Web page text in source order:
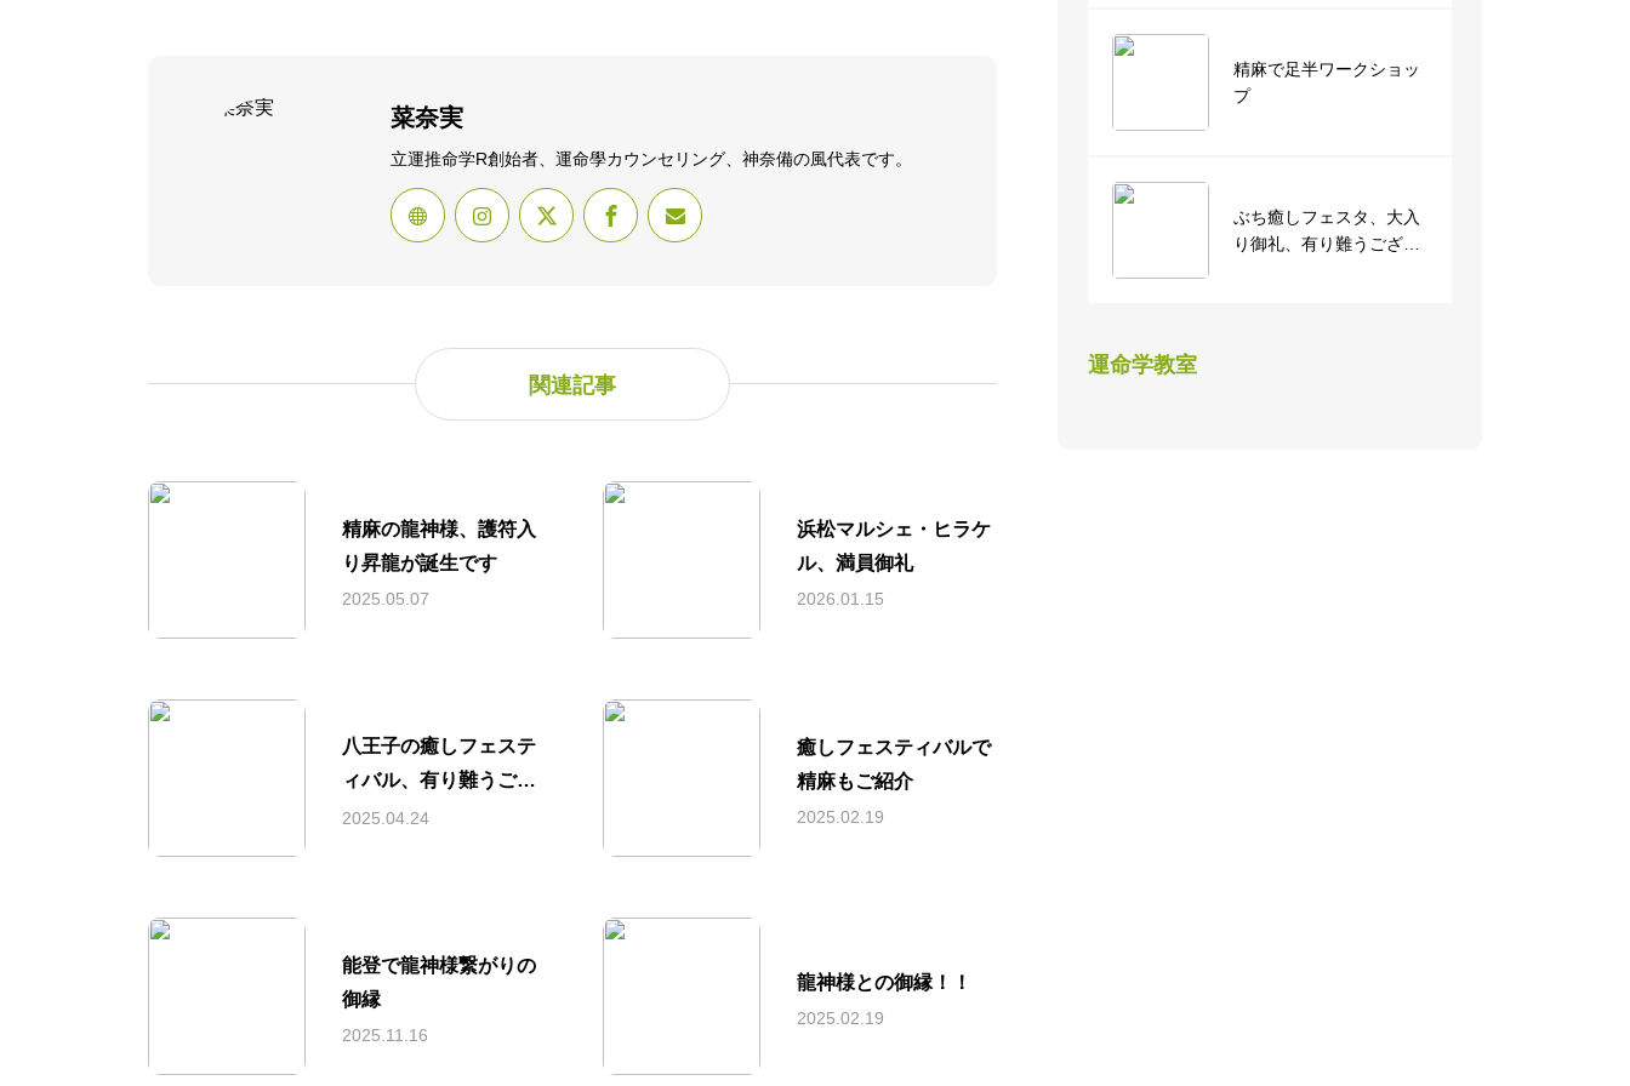
菜奈実
立運推命学R創始者、運命學カウンセリング、神奈備の風代表です。
関連記事
精麻の龍神様、護符入
り昇龍が誕生です
2025.05.07
浜松マルシェ・ヒラケ
ル、満員御礼
2026.01.15
八王子の癒しフェステ
ィバル、有り難うござ
いました。
2025.04.24
癒しフェスティバルで
精麻もご紹介
2025.02.19
能登で龍神様繋がりの
御縁
2025.11.16
龍神様との御縁！！
2025.02.19
精麻で足半ワークショッ
プ
ぶち癒しフェスタ、大入
り御礼、有り難うござい
運命学教室